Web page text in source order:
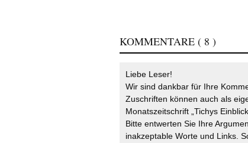
KOMMENTARE ( 8 )
Liebe Leser!
Wir sind dankbar für Ihre
Zuschriften können auch als
Monatszeitschrift „Tichys
Bitte entwerten Sie Ihre
inakzeptable Worte und Links.